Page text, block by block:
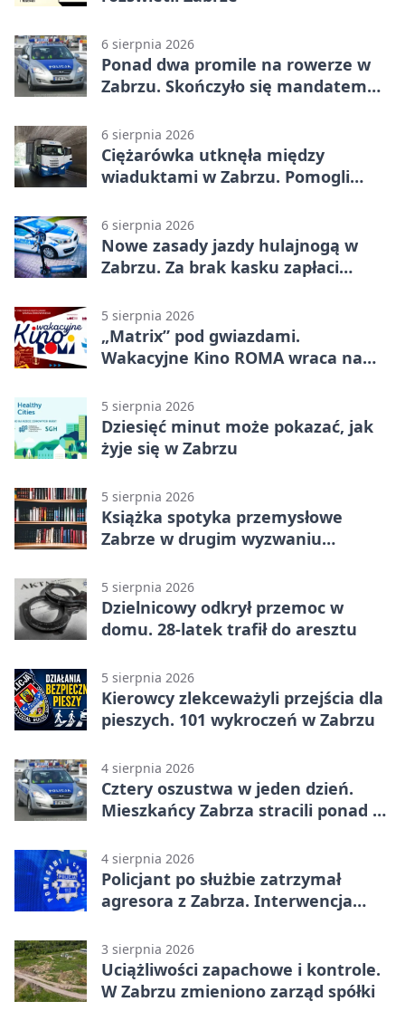
6 sierpnia 2026
Ponad dwa promile na rowerze w
Zabrzu. Skończyło się mandatem
6 sierpnia 2026
Ciężarówka utknęła między
wiaduktami w Zabrzu. Pomogli
6 sierpnia 2026
Nowe zasady jazdy hulajnogą w
Zabrzu. Za brak kasku zapłaci
5 sierpnia 2026
„Matrix” pod gwiazdami.
Wakacyjne Kino ROMA wraca na
5 sierpnia 2026
Dziesięć minut może pokazać, jak
żyje się w Zabrzu
5 sierpnia 2026
Książka spotyka przemysłowe
Zabrze w drugim wyzwaniu
5 sierpnia 2026
Dzielnicowy odkrył przemoc w
domu. 28-latek trafił do aresztu
5 sierpnia 2026
Kierowcy zlekceważyli przejścia dla
pieszych. 101 wykroczeń w Zabrzu
4 sierpnia 2026
Cztery oszustwa w jeden dzień.
Mieszkańcy Zabrza stracili ponad 6
4 sierpnia 2026
Policjant po służbie zatrzymał
agresora z Zabrza. Interwencja
3 sierpnia 2026
Uciążliwości zapachowe i kontrole.
W Zabrzu zmieniono zarząd spółki